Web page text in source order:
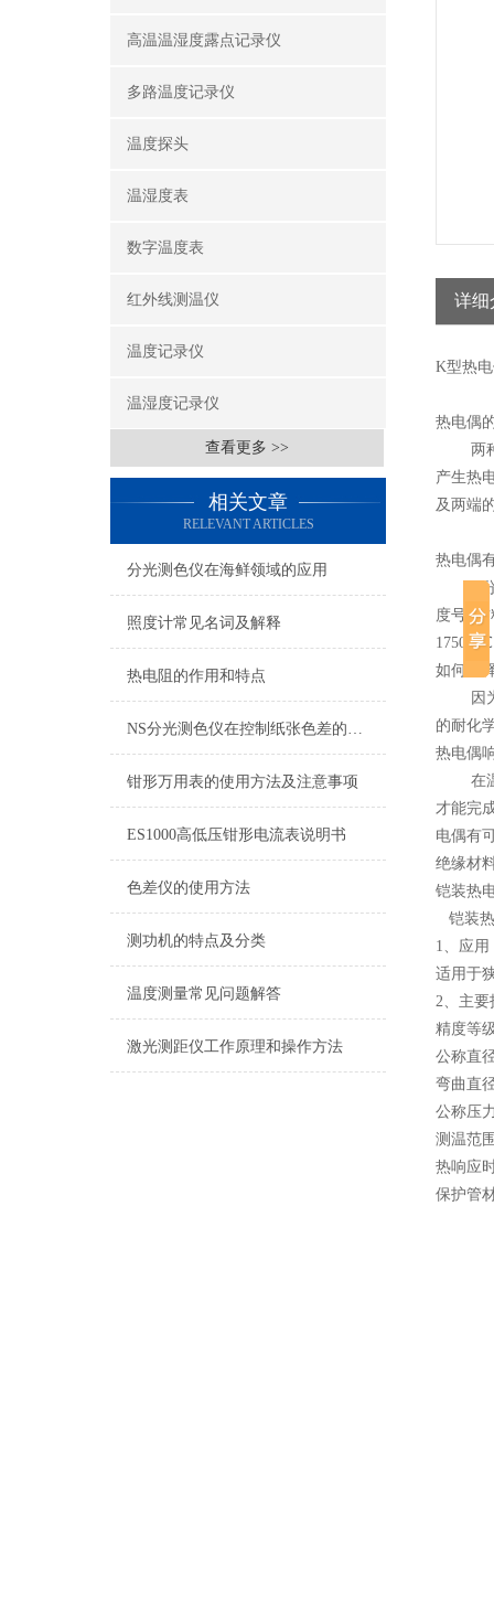
高温温湿度露点记录仪
多路温度记录仪
温度探头
温湿度表
数字温度表
红外线测温仪
温度记录仪
温湿度记录仪
查看更多 >>
相关文章
RELEVANT ARTICLES
分光测色仪在海鲜领域的应用
照度计常见名词及解释
热电阻的作用和特点
NS分光测色仪在控制纸张色差的应用
钳形万用表的使用方法及注意事项
ES1000高低压钳形电流表说明书
色差仪的使用方法
测功机的特点及分类
温度测量常见问题解答
激光测距仪工作原理和操作方法
详细
K型热
热电偶
两种
产生热
及两端
热电偶
K分度
度号:
如何选
因为
的耐化
热电偶
在温
才能完
电偶有
绝缘材
铠装热
铠装
1、
适用于
2、主
精度
公称
弯曲
公称
测温
热响
保护管